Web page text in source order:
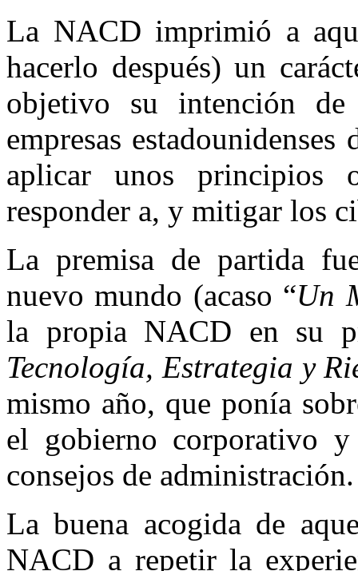
La NACD imprimió a
hacerlo después) un
objetivo su intención
empresas
aplicar unos principios
responder a, y mitigar los
La premisa de partida
nuevo mundo (acaso “Un
la propia NACD en su
Tecnología, Estrategia y
mismo año, que ponía
el gobierno corporativo
consejos de administración.
La buena acogida de
NACD a repetir la